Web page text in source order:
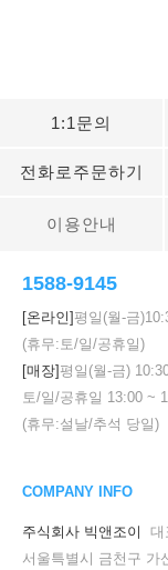
1:1문의
전화로주문하기
이용안내
1588-9145
[온라인]평일(월-금)
(휴무:토/일/공휴일)
[매장]평일(월-금)
토/일/공휴일 13:00 ~
(휴무:설날/추석 당일)
COMPANY INFO
주식회사 빅앤조이
대
서울특별시 금천구 가